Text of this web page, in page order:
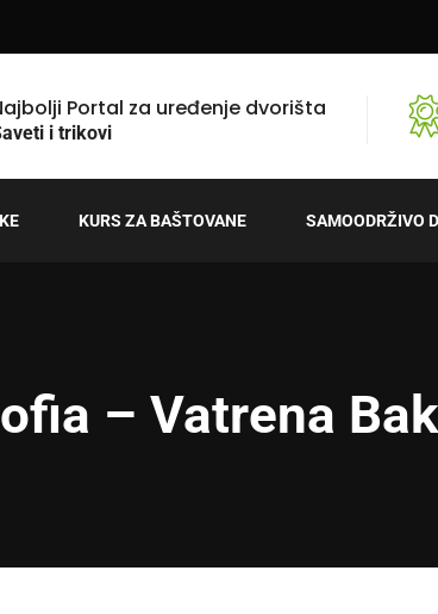
Portal za uređenje dvorišta
i trikovi
KURS ZA BAŠTOVANE SAMOODRŽIVO
– Vatrena